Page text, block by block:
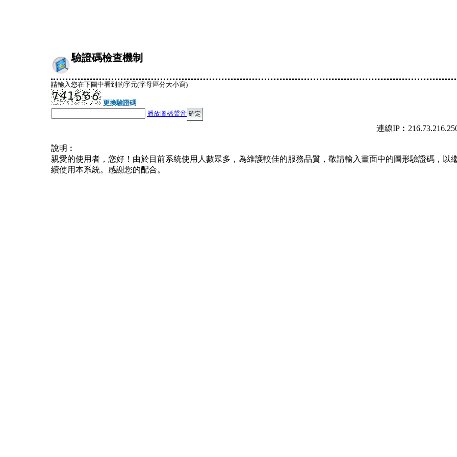
驗證碼檢查機制
請輸入您在下圖中看到的字元(字母區分大小寫)
更換驗證碼
播放圖檔聲音
連線
說明︰
親愛的使用者，您好！由於目前系統使用人數眾多，為維護較佳的服務品質，敬請輸入畫面中的圖形驗證碼，以
續使用本系統。感謝您的配合。